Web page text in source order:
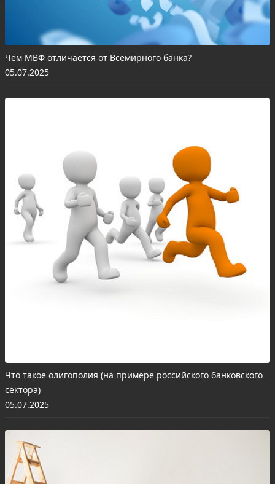
Чем МВФ отличается от Всемирного банка?
05.07.2025
Что такое олигополия (на примере российского банковского
сектора)
05.07.2025